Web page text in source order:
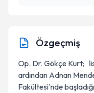
Özgeçmiş
Op. Dr. Gökçe Kurt;
ardından Adnan
Fakültesi'nde